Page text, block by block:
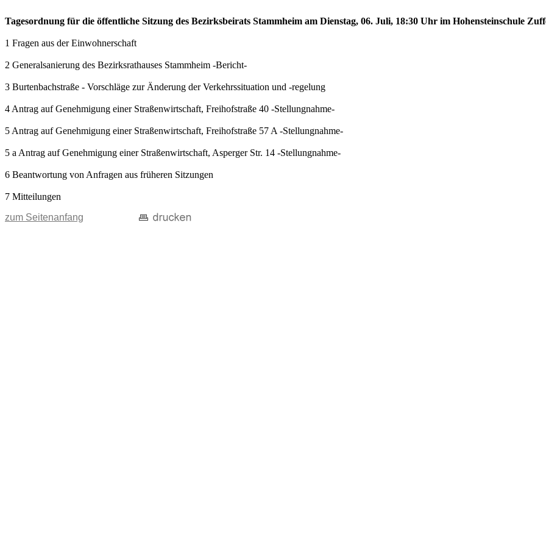
Tagesordnung für die öffentliche Sitzung des Bezirksbeirats Stammheim am Dienstag, 06. Juli, 18:30 Uhr im Hohensteinschule
1 Fragen aus der Einwohnerschaft
2 Generalsanierung des Bezirksrathauses Stammheim -Bericht-
3 Burtenbachstraße - Vorschläge zur Änderung der Verkehrssituation und -regelung
4 Antrag auf Genehmigung einer Straßenwirtschaft, Freihofstraße 40 -Stellungnahme-
5 Antrag auf Genehmigung einer Straßenwirtschaft, Freihofstraße 57 A -Stellungnahme-
5 a Antrag auf Genehmigung einer Straßenwirtschaft, Asperger Str. 14 -Stellungnahme-
6 Beantwortung von Anfragen aus früheren Sitzungen
7 Mitteilungen
zum Seitenanfang